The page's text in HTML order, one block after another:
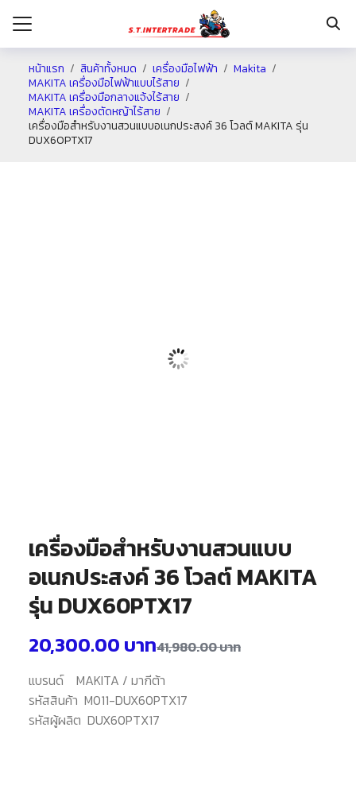
หน้าแรก สินค้าทั้งหมด เครื่องมือไฟฟ้า
Makita
MAKITA เครื่องมือไฟฟ้าแบบไร้สาย
MAKITA เครื่องมือกลางแจ้งไร้สาย
MAKITA เครื่องตัดหญ้าไร้สาย
เครื่องมือสำหรับงานสวนแบบอเนกประสงค์ 36 โวลต์ MAKITA รุ่น
DUX60PTX17
เครื่องมือสำหรับงานสวนแบบ
อเนกประสงค์ 36 โวลต์ MAKITA
รุ่น DUX60PTX17
41,980.00บาท
20,300.00 บาท
แบรนด์ MAKITA / มากีต้า
รหัสสินค้า M011-DUX60PTX17
รหัสผู้ผลิต DUX60PTX17